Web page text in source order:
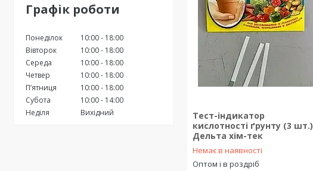
Графік роботи
Понеділок 10:00
18:00
Вівторок
10:00
18:00
Середа
10:00
18:00
Четвер
10:00
18:00
Пʼятниця
10:00
18:00
Субота
10:00
14:00
Неділя
Вихідний
Тест-індикатор
кислотності ґрунту (3 шт.)
Дельта хім-тек
Немає в наявності
Оптом і в роздріб